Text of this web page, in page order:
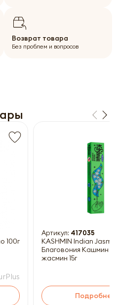
Возврат товара
Без проблем и вопросов
100г
Артикул: 417035
KASHMIN Indian
Благовония Кашмин
жасмин 15г
Подробнее